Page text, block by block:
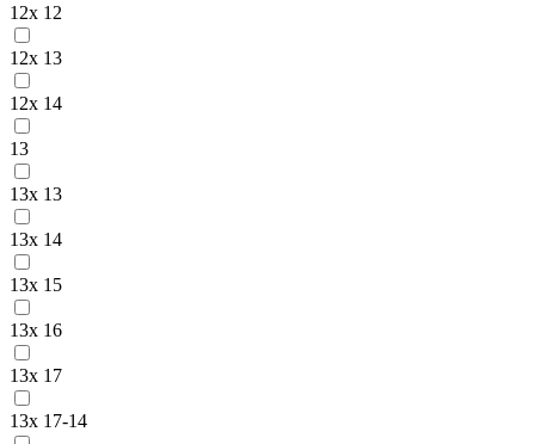
12x 12
12x 13
12x 14
13
13x 13
13x 14
13x 15
13x 16
13x 17
13x 17-14